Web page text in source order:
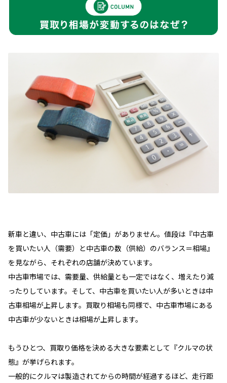
新車と違い、中古車には「定価」がありません。値段は『中古車
を買いたい人（需要）と中古車の数（供給）のバランス＝相場』
を見ながら、それぞれの店舗が決めています。
中古車市場では、需要量、供給量とも一定ではなく、増えたり減
ったりしています。そして、中古車を買いたい人が多いときは中
古車相場が上昇します。買取り相場も同様で、中古車市場にある
中古車が少ないときは相場が上昇します。
もうひとつ、買取り価格を決める大きな要素として『クルマの状
態』が挙げられます。
一般的にクルマは製造されてからの時間が経過するほど、走行距